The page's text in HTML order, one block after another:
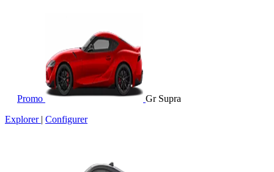
Promo
Gr Supra
Explorer | Configurer